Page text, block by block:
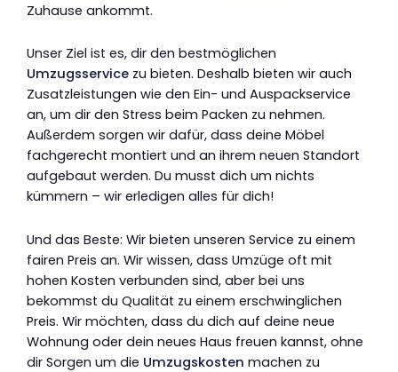
Zuhause ankommt.
Unser Ziel ist es, dir den bestmöglichen
Umzugsservice zu bieten. Deshalb bieten wir auch
Zusatzleistungen wie den Ein- und Auspackservice
an, um dir den Stress beim Packen zu nehmen.
Außerdem sorgen wir dafür, dass deine Möbel
fachgerecht montiert und an ihrem neuen Standort
aufgebaut werden. Du musst dich um nichts
kümmern – wir erledigen alles für dich!
Und das Beste: Wir bieten unseren Service zu einem
fairen Preis an. Wir wissen, dass Umzüge oft mit
hohen Kosten verbunden sind, aber bei uns
bekommst du Qualität zu einem erschwinglichen
Preis. Wir möchten, dass du dich auf deine neue
Wohnung oder dein neues Haus freuen kannst, ohne
dir Sorgen um die Umzugskosten machen zu